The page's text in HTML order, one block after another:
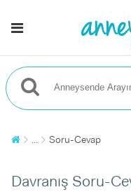
... Soru-Cevap
Davranış Soru-